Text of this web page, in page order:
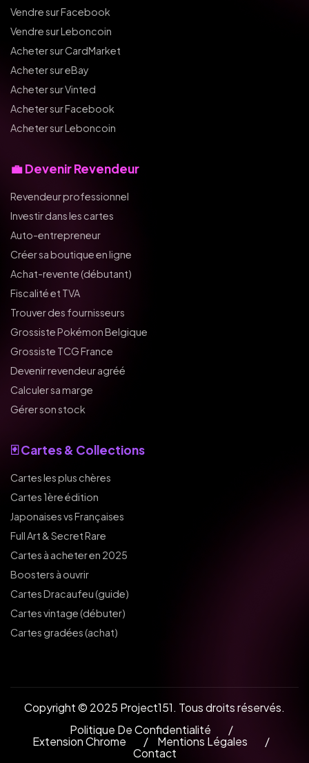
Vendre sur Facebook
Vendre sur Leboncoin
Acheter sur CardMarket
Acheter sur eBay
Acheter sur Vinted
Acheter sur Facebook
Acheter sur Leboncoin
💼 Devenir Revendeur
Revendeur professionnel
Investir dans les cartes
Auto-entrepreneur
Créer sa boutique en ligne
Achat-revente (débutant)
Fiscalité et TVA
Trouver des fournisseurs
Grossiste Pokémon Belgique
Grossiste TCG France
Devenir revendeur agréé
Calculer sa marge
Gérer son stock
🃏 Cartes & Collections
Cartes les plus chères
Cartes 1ère édition
Japonaises vs Françaises
Full Art & Secret Rare
Cartes à acheter en 2025
Boosters à ouvrir
Cartes Dracaufeu (guide)
Cartes vintage (débuter)
Cartes gradées (achat)
Copyright © 2025 Project151. Tous droits réservés.
Politique De Confidentialité
Extension Chrome
Mentions Légales
Contact